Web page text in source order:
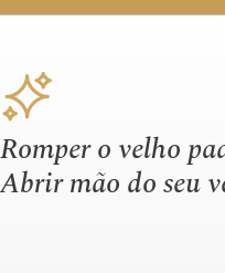
Romper o velho
Abrir mão do seu